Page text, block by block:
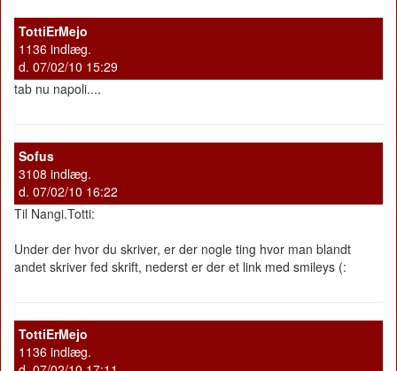
TottiErMejo
1136 indlæg.
d. 07/02/10 15:29
tab nu napoli....
Sofus
3108 indlæg.
d. 07/02/10 16:22
Til Nangi.Totti:
Under der hvor du skriver, er der nogle ting hvor man blandt
andet skriver fed skrift, nederst er der et link med smileys (:
TottiErMejo
1136 indlæg.